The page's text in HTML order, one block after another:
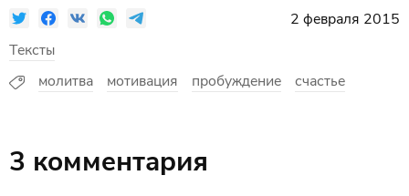
2 февраля 2015
Тексты
молитва
мотивация пробуждение счастье
3 комментария